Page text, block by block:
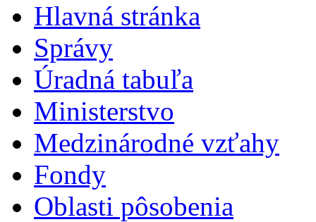
Hlavná stránka
Správy
Úradná tabuľa
Ministerstvo
Medzinárodné vzťahy
Fondy
Oblasti pôsobenia